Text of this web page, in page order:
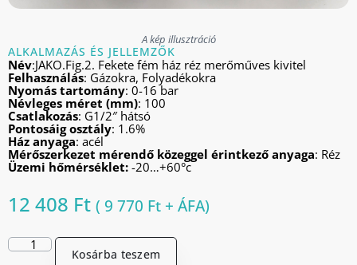
A kép illusztráció
ALKALMAZÁS ÉS JELLEMZŐK
Név:JAKO.Fig.2. Fekete fém ház réz merőműves kivitel
Felhasználás: Gázokra, Folyadékokra
Nyomás tartomány: 0-16 bar
Névleges méret (mm): 100
Csatlakozás: G1/2″ hátsó
Pontosáig osztály: 1.6%
Ház anyaga: acél
Mérőszerkezet mérendő közeggel érintkező anyaga: Réz
Üzemi hőmérséklet: -20…+60°c
12 408 Ft ( 9 770 Ft + ÁFA)
Kosárba teszem